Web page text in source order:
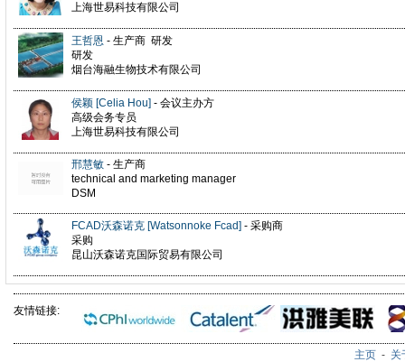
上海世易科技有限公司
王哲恩 - 生产商 研发
研发
烟台海融生物技术有限公司
侯颖 [Celia Hou] - 会议主办方
高级会务专员
上海世易科技有限公司
邢慧敏 - 生产商
technical and marketing manager
DSM
FCAD沃森诺克 [Watsonnoke Fcad] - 采购商
采购
昆山沃森诺克国际贸易有限公司
友情链接:
主页 - 关